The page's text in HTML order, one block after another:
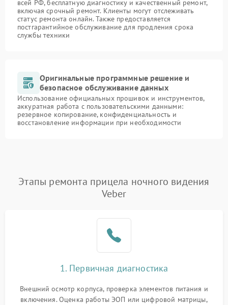
всей РФ, бесплатную диагностику и качественный ремонт,
включая срочный ремонт. Клиенты могут отслеживать
статус ремонта онлайн. Также предоставляется
постгарантийное обслуживание для продления срока
службы техники
Оригинальные программные решение и
безопасное обслуживание данных
Использование официальных прошивок и инструментов,
аккуратная работа с пользовательскими данными:
резервное копирование, конфиденциальность и
восстановление информации при необходимости
Этапы ремонта прицела ночного видения
Veber
1. Первичная диагностика
Внешний осмотр корпуса, проверка элементов питания и
включения. Оценка работы ЭОП или цифровой матрицы,